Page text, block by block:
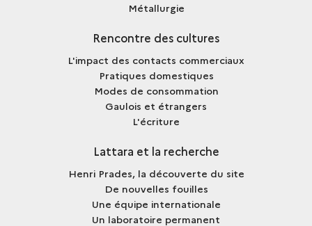
Métallurgie
Rencontre des cultures
L'impact des contacts commerciaux
Pratiques domestiques
Modes de consommation
Gaulois et étrangers
L'écriture
Lattara et la recherche
Henri Prades, la découverte du site
De nouvelles fouilles
Une équipe internationale
Un laboratoire permanent